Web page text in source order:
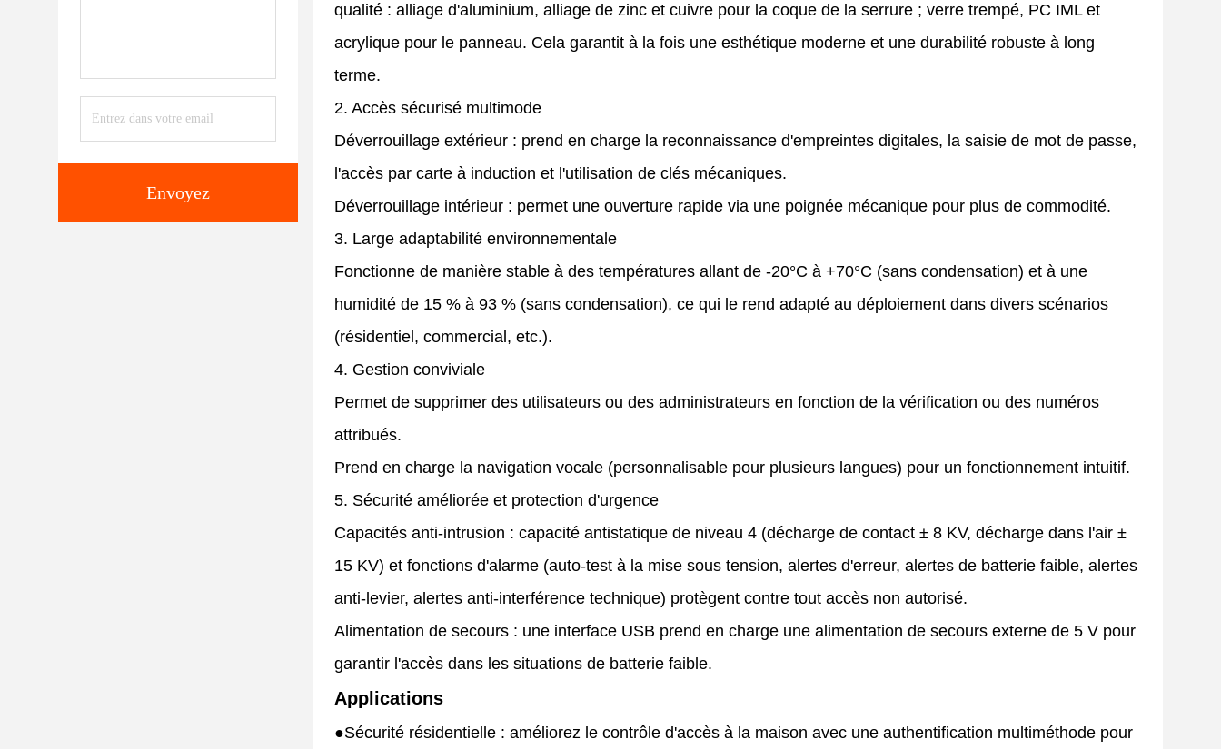
Envoyez
qualité : alliage d'aluminium, alliage de zinc et cuivre pour la coque de la serrure ; verre trempé, PC IML et
acrylique pour le panneau. Cela garantit à la fois une esthétique moderne et une durabilité robuste à long
terme.
2. Accès sécurisé multimode
Déverrouillage extérieur : prend en charge la reconnaissance d'empreintes digitales, la saisie de mot de passe,
l'accès par carte à induction et l'utilisation de clés mécaniques.
Déverrouillage intérieur : permet une ouverture rapide via une poignée mécanique pour plus de commodité.
3. Large adaptabilité environnementale
Fonctionne de manière stable à des températures allant de -20°C à +70°C (sans condensation) et à une
humidité de 15 % à 93 % (sans condensation), ce qui le rend adapté au déploiement dans divers scénarios
(résidentiel, commercial, etc.).
4. Gestion conviviale
Permet de supprimer des utilisateurs ou des administrateurs en fonction de la vérification ou des numéros
attribués.
Prend en charge la navigation vocale (personnalisable pour plusieurs langues) pour un fonctionnement intuitif.
5. Sécurité améliorée et protection d'urgence
Capacités anti-intrusion : capacité antistatique de niveau 4 (décharge de contact ± 8 KV, décharge dans l'air ±
15 KV) et fonctions d'alarme (auto-test à la mise sous tension, alertes d'erreur, alertes de batterie faible, alertes
anti-levier, alertes anti-interférence technique) protègent contre tout accès non autorisé.
Alimentation de secours : une interface USB prend en charge une alimentation de secours externe de 5 V pour
garantir l'accès dans les situations de batterie faible.
Applications
●Sécurité résidentielle : améliorez le contrôle d'accès à la maison avec une authentification multiméthode pour